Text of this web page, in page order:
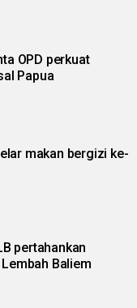
OPD perkuat
Papua
makan bergizi ke-
pertahankan
Baliem